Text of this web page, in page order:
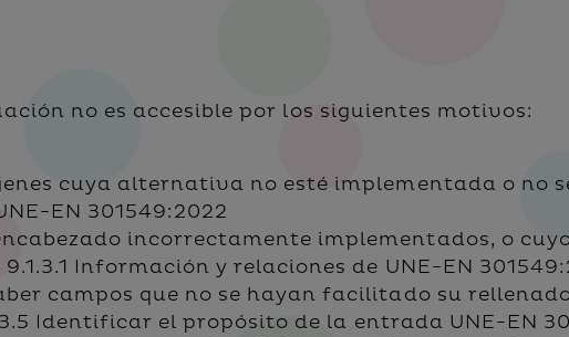
no es accesible por los siguientes motivos:
cuya alternativa no esté implementada o no
EN 301549:2022
incorrectamente implementados, o
Información y relaciones de UNE-EN
campos que no se hayan facilitado su
Identificar el propósito de la entrada UNE-EN